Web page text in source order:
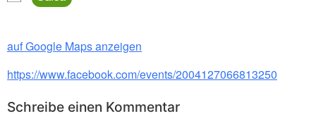
auf Google Maps anzeigen
https://www.facebook.com/events/2004127066813250
Schreibe einen Kommentar